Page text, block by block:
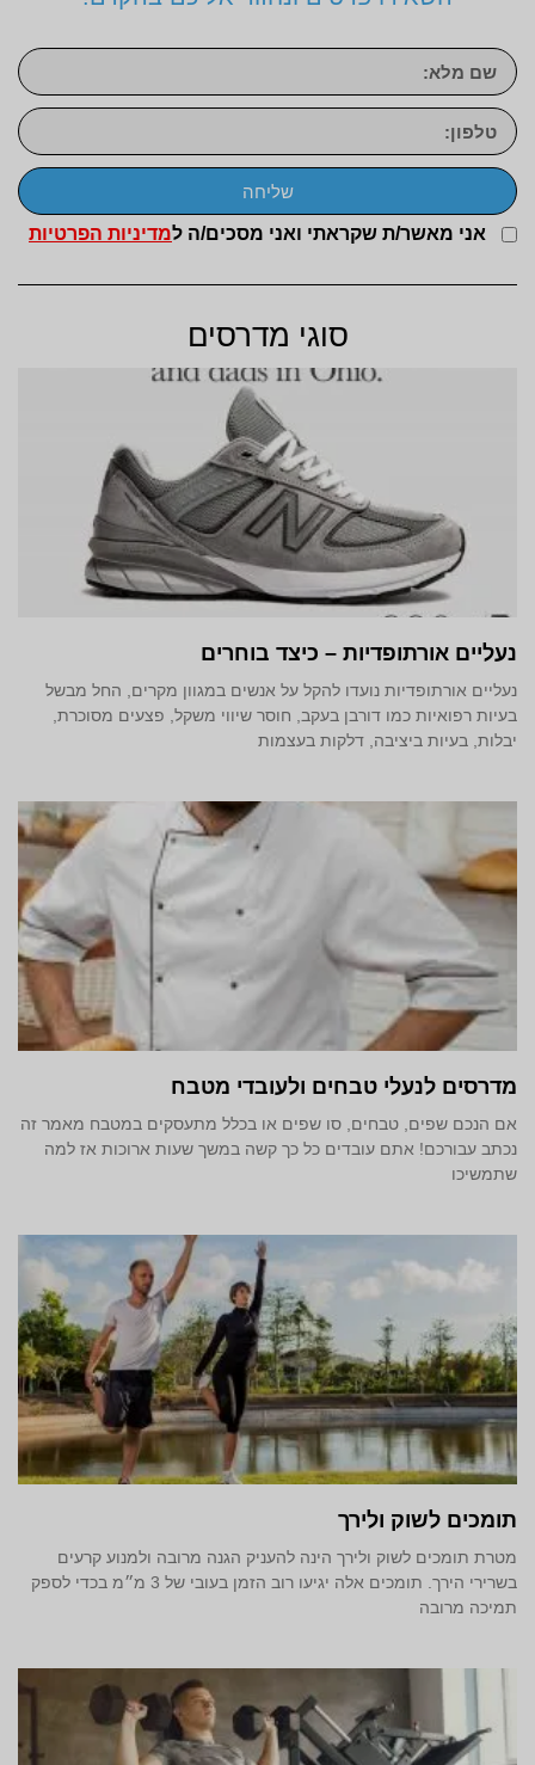
אני מאשר/ת שקראתי ואני מסכים/ה למדיניות הפרטיות
שליחה
סוגי מדרסים
נעליים אורתופדיות – כיצד בוחרים
נעליים אורתופדיות נועדו להקל על אנשים במגוון מקרים, החל מבשל
בעיות רפואיות כמו דורבן בעקב, חוסר שיווי משקל, פצעים מסוכרת,
יבלות, בעיות ביציבה, דלקות בעצמות
מדרסים לנעלי טבחים ולעובדי מטבח
אם הנכם שפים, טבחים, סו שפים או בכלל מתעסקים במטבח מאמר זה
נכתב עבורכם! אתם עובדים כל כך קשה במשך שעות ארוכות אז למה
שתמשיכו
תומכים לשוק ולירך
מטרת תומכים לשוק ולירך הינה להעניק הגנה מרובה ולמנוע קרעים
בשרירי הירך. תומכים אלה יגיעו רוב הזמן בעובי של 3 מ״מ בכדי לספק
תמיכה מרובה